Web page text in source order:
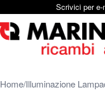
Salta al contenutoScrivici per e-
Home Illuminazione